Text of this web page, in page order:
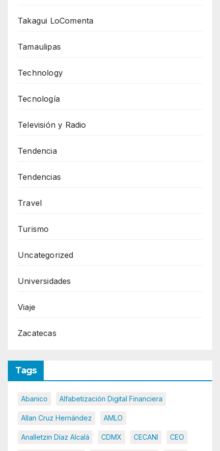
Takagui LoComenta
Tamaulipas
Technology
Tecnología
Televisión y Radio
Tendencia
Tendencias
Travel
Turismo
Uncategorized
Universidades
Viaje
Zacatecas
Tags
Abanico Alfabetización Digital Financiera
Allan Cruz Hernández AMLO
Analletzin Díaz Alcalá CDMX CECANI CEO